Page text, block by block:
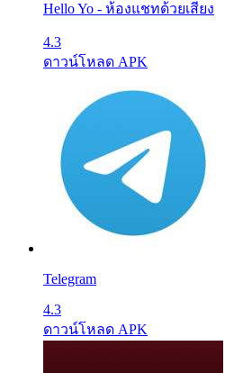
Hello Yo - ห้องแชทด้วยเสียง
4.3
ดาวน์โหลด APK
Telegram
4.3
ดาวน์โหลด APK